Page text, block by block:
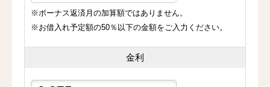
※ボーナス返済月の加算額ではありません。
※お借入れ予定額の50％以下の金額をご入力ください。
金利